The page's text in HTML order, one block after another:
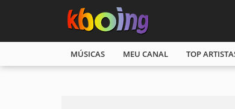
MÚSICAS MEU CANAL TOP